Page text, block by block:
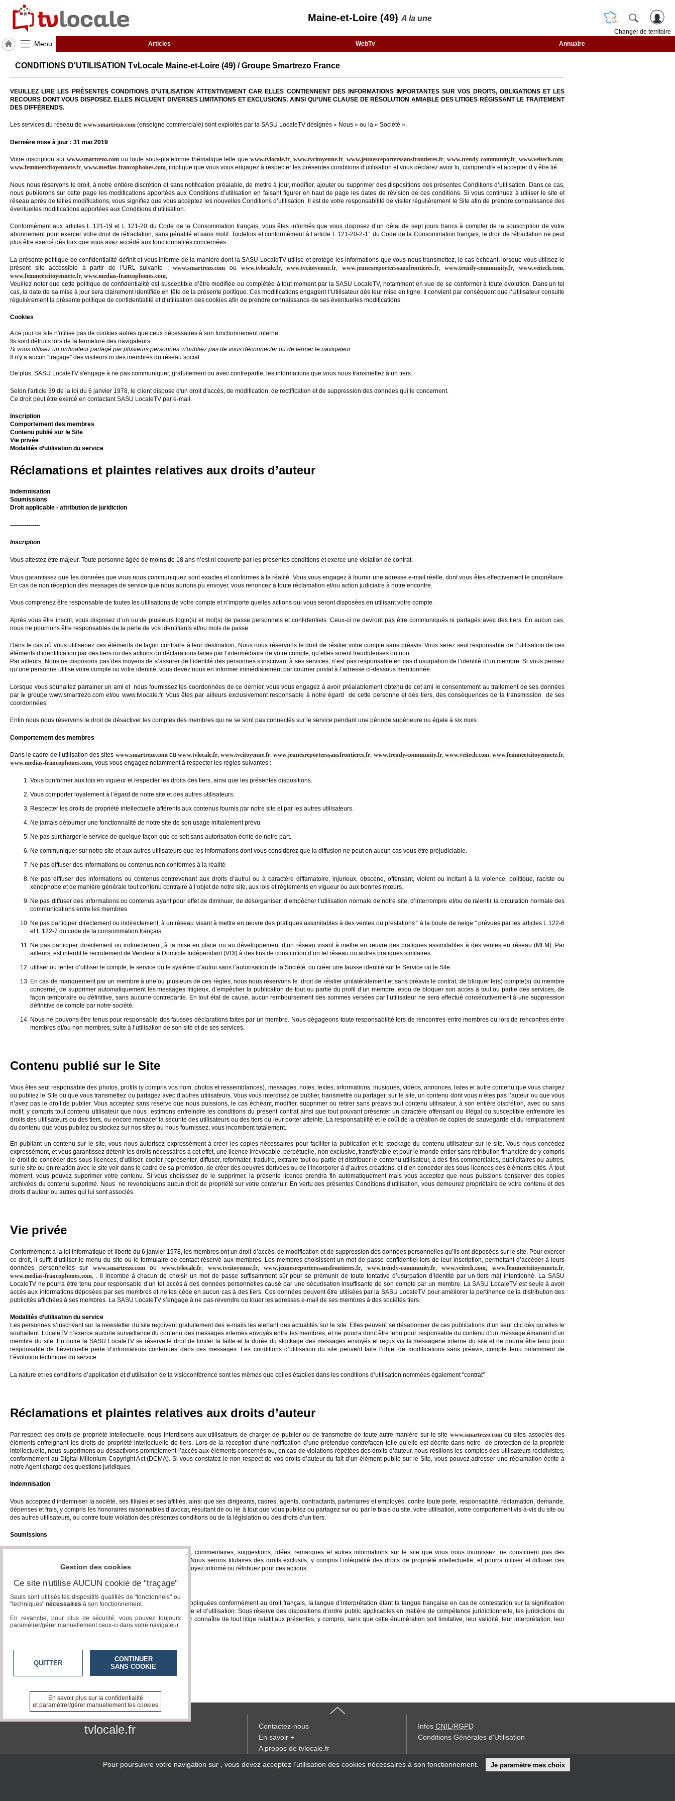
Maine-et-Loire (49) A la une
Changer de territoire
Menu Articles WebTv Annuaire
J'adhère
Hulcoq
ACCUEIL
Maine-
et-
(49)
France
RUBRIQUES
Gazette
Vidéos
Médias
du
groupe
Blogs
Prémium
Inscription
annuaire
pro
Accès
CONDITIONS D'UTILISATION TvLocale Maine-et-Loire (49) / Groupe Smartrezo France
VEUILLEZ LIRE LES PRÉSENTES CONDITIONS D’UTILISATION ATTENTIVEMENT CAR ELLES CONTIENNENT DES INFORMATIONS IMPORTANTES SUR VOS DROITS, OBLIGATIONS ET LES
RECOURS DONT VOUS DISPOSEZ. ELLES INCLUENT DIVERSES LIMITATIONS ET EXCLUSIONS, AINSI QU’UNE CLAUSE DE RÉSOLUTION AMIABLE DES LITIGES RÉGISSANT LE TRAITEMENT
DES DIFFÉRENDS.
Les services du réseau de www.smartrezo.com (enseigne commerciale) sont exploités par la SASU LocaleTV désignés « Nous » ou la « Société ».
Dernière mise à jour : 31 mai 2019
Votre inscription sur www.smartrezo.comou toute sous-plateforme thématique telle quewww.tvlocale.fr,www.tvcitoyenne.fr,www.jeunesreporterssansfrontieres.fr,www.trendy-community.fr,www.veitech.com,
www.femmeetcitoyennete.fr, www.medias-francophones.com, implique que vous vous engagez à respecter les présentes conditions d’utilisation et vous déclarez avoir lu, comprendre et accepter d’y être lié.
Nous nous réservons le droit, à notre entière discrétion et sans notification préalable, de mettre à jour, modifier, ajouter ou supprimer des dispositions des présentes Conditions d’utilisation. Dans ce cas,
nous publierons sur cette page les modifications apportées aux Conditions d’utilisation en faisant figurer en haut de page les dates de révision de ces conditions. Si vous continuez à utiliser le site et
réseau après de telles modifications, vous signifiez que vous acceptez les nouvelles Conditions d’utilisation. Il est de votre responsabilité de visiter régulièrement le Site afin de prendre connaissance des
éventuelles modifications apportées aux Conditions d’utilisation.
Conformément aux articles L 121-19 et L 121-20 du Code de la Consommation français, vous êtes informés que vous disposez d’un délai de sept jours francs à compter de la souscription de votre
abonnement pour exercer votre droit de rétractation, sans pénalité et sans motif. Toutefois et conformément à l’article L 121-20-2-1° du Code de la Consommation français, le droit de rétractation ne peut
plus être exercé dès lors que vous avez accédé aux fonctionnalités concernées.
La présente politique de confidentialité définit et vous informe de la manière dont la SASU LocaleTV utilise et protège les informations que vous nous transmettez, le cas échéant, lorsque vous utilisez le
présent site accessible à partir de l’URL suivante :www.smartrezo.com ou www.tvlocale.fr,www.tvcitoyenne.fr, www.jeunesreporterssansfrontieres.fr,www.trendy-community.fr,www.veitech.com,
www.femmeetcitoyennete.fr, www.medias-francophones.com,
Veuillez noter que cette politique de confidentialité est susceptible d’être modifiée ou complétée à tout moment par la SASU LocaleTV, notamment en vue de se conformer à toute évolution. Dans un tel
cas, la date de sa mise à jour sera clairement identifiée en tête de la présente politique. Ces modifications engagent l’Utilisateur dès leur mise en ligne. Il convient par conséquent que l’Utilisateur consulte
régulièrement la présente politique de confidentialité et d’utilisation des cookies afin de prendre connaissance de ses éventuelles modifications.
Cookies
A ce jour ce site n'utilise pas de cookies autres que ceux nécessaires à son fonctionnement interne.
Ils sont détruits lors de la fermeture des navigateurs.
Si vous utilisez un ordinateur partagé par plusieurs personnes, n'oubliez pas de vous déconnecter ou de fermer le navigateur.
Il n'y a aucun "traçage" des visiteurs ni des membres du réseau social.
De plus, SASU LocaleTV s'engage à ne pas communiquer, gratuitement ou avec contrepartie, les informations que vous nous transmettez à un tiers.
Selon l'article 39 de la loi du 6 janvier 1978, le client dispose d'un droit d'accès, de modification, de rectification et de suppression des données qui le concernent.
Ce droit peut être exercé en contactant SASU LocaleTV par e-mail.
Inscription
Comportement des membres
Contenu publié sur le Site
Vie privée
Modalités d’utilisation du service
Réclamations et plaintes relatives aux droits d’auteur
Indemnisation
Soumissions
Droit applicable - attribution de juridiction
---------------
Inscription
Vous attestez être majeur. Toute personne âgée de moins de 18 ans n’est ni couverte par les présentes conditions et exerce une violation de contrat.
Vous garantissez que les données que vous nous communiquez sont exactes et conformes à la réalité. Vous vous engagez à fournir une adresse e-mail réelle, dont vous êtes effectivement le propriétaire.
En cas de non réception des messages de service que nous aurions pu envoyer, vous renoncez à toute réclamation et/ou action judiciaire à notre encontre.
Vous comprenez être responsable de toutes les utilisations de votre compte et n’importe quelles actions qui vous seront disposées en utilisant votre compte.
Après vous être inscrit, vous disposez d’un ou de plusieurs login(s) et mot(s) de passe personnels et confidentiels. Ceux-ci ne devront pas être communiqués ni partagés avec des tiers. En aucun cas,
nous ne pourrions être responsables de la perte de vos identifiants et/ou mots de passe.
Dans le cas où vous utiliseriez ces éléments de façon contraire à leur destination, Nous nous réservons le droit de résilier votre compte sans préavis. Vous serez seul responsable de l’utilisation de ces
éléments d’identification par des tiers ou des actions ou déclarations faites par l’intermédiaire de votre compte, qu’elles soient frauduleuses ou non.
Par ailleurs, Nous ne disposons pas des moyens de s’assurer de l’identité des personnes s’inscrivant à ses services, n’est pas responsable en cas d’usurpation de l’identité d’un membre. Si vous pensez
qu’une personne utilise votre compte ou votre identité, vous devez nous en informer immédiatement par courrier postal à l’adresse ci-dessous mentionnée.
Lorsque vous souhaitez parrainer un ami et nous fournissez les coordonnées de ce dernier, vous vous engagez à avoir préalablement obtenu de cet ami le consentement au traitement de ses données
parle groupe www.smartrezo.com et/ou www.tvlocale.fr. Vous êtes par ailleurs exclusivement responsable à notre égard de cette personne et des tiers, des conséquences de la transmission de ses
coordonnées.
Enfin nous nous réservons le droit de désactiver les comptes des membres qui ne se sont pas connectés sur le service pendant une période supérieure ou égale à six mois.
Comportement des membres
Dans le cadre de l’utilisation des sites www.smartrezo.comou www.tvlocale.fr,www.tvcitoyenne.fr,www.jeunesreporterssansfrontieres.fr, www.trendy-community.fr, www.veitech.com,www.femmeetcitoyennete.fr,
www.medias-francophones.com, vous vous engagez notamment à respecter les règles suivantes :
Vous conformer aux lois en vigueur et respecter les droits des tiers, ainsi que les présentes dispositions.
Vous comporter loyalement à l’égard de notre site et des autres utilisateurs.
Respecter les droits de propriété intellectuelle afférents aux contenus fournis par notre site et par les autres utilisateurs.
Ne jamais détourner une fonctionnalité de notre site de son usage initialement prévu.
Ne pas surcharger le service de quelque façon que ce soit sans autorisation écrite de notre part.
Ne communiquer sur notre site et aux autres utilisateurs que les informations dont vous considérez que la diffusion ne peut en aucun cas vous être préjudiciable.
Ne pas diffuser des informations ou contenus non conformes à la réalité
Ne pas diffuser des informations ou contenus contrevenant aux droits d’autrui ou à caractère diffamatoire, injurieux, obscène, offensant, violent ou incitant à la violence, politique, raciste ou
xénophobe et de manière générale tout contenu contraire à l’objet de notre site, aux lois et règlements en vigueur ou aux bonnes mœurs.
Ne pas diffuser des informations ou contenus ayant pour effet de diminuer, de désorganiser, d’empêcher l’utilisation normale de notre site, d’interrompre et/ou de ralentir la circulation normale des
communications entre les membres.
Ne pas participer directement ou indirectement, à un réseau visant à mettre en œuvre des pratiques assimilables à des ventes ou prestations " à la boule de neige " prévues par les articles L 122-6
et L 122-7 du code de la consommation français.
Ne pas participer directement ou indirectement, à la mise en place ou au développement d’un réseau visant à mettre en œuvre des pratiques assimilables à des ventes en réseau (MLM). Par
ailleurs, est interdit le recrutement de Vendeur à Domicile Indépendant (VDI) à des fins de constitution d’un tel réseau ou autres pratiques similaires.
utiliser ou tenter d’utiliser le compte, le service ou le système d’autrui sans l’autorisation de la Société, ou créer une fausse identité sur le Service ou le Site.
En cas de manquement par un membre à une ou plusieurs de ces règles, nous nous réservons le droit de résilier unilatéralement et sans préavis le contrat, de bloquer le(s) compte(s) du membre
concerné, de supprimer automatiquement les messages litigieux, d’empêcher la publication de tout ou partie du profil d’un membre, et/ou de bloquer son accès à tout ou partie des services, de
façon temporaire ou définitive, sans aucune contrepartie. En tout état de cause, aucun remboursement des sommes versées par l’utilisateur ne sera effectué consécutivement à une suppression
définitive de compte par notre société.
Nous ne pouvons être tenus pour responsable des fausses déclarations faites par un membre. Nous dégageons toute responsabilité lors de rencontres entre membres ou lors de rencontres entre
membres et/ou non membres, suite à l’utilisation de son site et de ses services.
Contenu publié sur le Site
Vous êtes seul responsable des photos, profils (y compris vos nom, photos et ressemblances), messages, notes, textes, informations, musiques, vidéos, annonces, listes et autre contenu que vous chargez
ou publiez le Site ou que vous transmettez ou partagez avec d’autres utilisateurs. Vous vous interdisez de publier, transmettre ou partager, sur le site, un contenu dont vous n’êtes pas l’auteur ou que vous
n’avez pas le droit de publier. Vous acceptez sans réserve que nous puissions, le cas échéant, modifier, supprimer ou retirer sans préavis tout contenu utilisateur, à son entière discrétion, avec ou sans
motif, y compris tout contenu utilisateur que nous estimons enfreindre les conditions du présent contrat ainsi que tout pouvant présenter un caractère offensant ou illégal ou susceptible enfreindre les
droits des utilisateurs ou des tiers, ou encore menacer la sécurité des utilisateurs ou des tiers ou leur porter atteinte. La responsabilité et le coût de la création de copies de sauvegarde et du remplacement
du contenu que vous publiez ou stockez sur nos sites ou nous fournissez, vous incombent totalement.
En publiant un contenu sur le site, vous nous autorisez expressément à créer les copies nécessaires pour faciliter la publication et le stockage du contenu utilisateur sur le site. Vous nous concédez
expressément, et vous garantissez détenir les droits nécessaires à cet effet, une licence irrévocable, perpétuelle, non exclusive, transférable et pour le monde entier sans rétribution financière de y compris
le droit de concéder des sous-licences, d’utiliser, copier, représenter, diffuser, reformater, traduire, extraire tout ou partie et distribuer le contenu utilisateur, à des fins commerciales, publicitaires ou autres,
sur le site ou en relation avec le site voir dans le cadre de sa promotion, de créer des oeuvres dérivées ou de l’incorporer à d’autres créations, et d’en concéder des sous-licences des éléments cités. À tout
moment, vous pouvez supprimer votre contenu. Si vous choisissez de le supprimer, la présente licence prendra fin automatiquement mais vous acceptez que nous puissions conserver des copies
archivées du contenu supprimé. Nous ne revendiquons aucun droit de propriété sur votre contenu r. En vertu des présentes Conditions d’utilisation, vous demeurez propriétaire de votre contenu et des
droits d’auteur ou autres qui lui sont associés.
Vie privée
Conformément à la loi informatique et liberté du 6 janvier 1978, les membres ont un droit d’accès, de modification et de suppression des données personnelles qu’ils ont déposées sur le site. Pour exercer
ce droit, il suffit d’utiliser le menu du site ou le formulaire de contact réservé aux membres. Les membres choisissent un mot de passe confidentiel lors de leur inscription, permettant d’accéder à leurs
données personnelles sur www.smartrezo.comouwww.tvlocale.fr www.tvcitoyenne.fr,www.jeunesreporterssansfrontieres.fr www.trendy-community.fr,www.veitech.com ,www.femmeetcitoyennete.fr
www.medias-francophones.com , . Il incombe à chacun de choisir un mot de passe suffisamment sûr pour se prémunir de toute tentative d’usurpation d’identité par un tiers mal intentionné. La SASU
LocaleTV ne pourra être tenu pour responsable d’un tel accès à des données personnelles causé par une sécurisation insuffisante de son compte par un membre. La SASU LocaleTV est seule à avoir
accès aux informations déposées par ses membres et ne les cède en aucun cas à des tiers. Ces données peuvent être utilisées par la SASU LocaleTV pour améliorer la pertinence de la distribution des
publicités affichées à ses membres. La SASU LocaleTV s’engage à ne pas revendre ou louer les adresses e-mail de ses membres à des sociétés tiers.
Modalités d’utilisation du service
Les personnes s’inscrivant sur la newsletter du site reçoivent gratuitement des e-mails les alertant des actualités sur le site. Elles peuvent se désabonner de ces publications d’un seul clic dès qu’elles le
souhaitent. LocaleTV n’exerce aucune surveillance du contenu des messages internes envoyés entre les membres, et ne pourra donc être tenu pour responsable du contenu d’un message émanant d’un
membre du site. En outre la SASU LocaleTV se réserve le droit de limiter la taille et la durée du stockage des messages envoyés et reçus via la messagerie interne du site et ne pourra être tenu pour
responsable de l’éventuelle perte d’informations contenues dans ces messages. Les conditions d’utilisation du site peuvent faire l’objet de modifications sans préavis, compte tenu notamment de
l’évolution technique du service.
La nature et les conditions d’application et d’utilisation de la visioconférence sont les mêmes que celles établies dans les conditions d’utilisation nommées également "contrat"
Réclamations et plaintes relatives aux droits d’auteur
Par respect des droits de propriété intellectuelle, nous interdisons aux utilisateurs de charger de publier ou de transmettre de toute autre manière sur le site www.smartrezo.comou sites associés des
éléments enfreignant les droits de propriété intellectuelle de tiers. Lors de la réception d’une notification d’une prétendue contrefaçon telle qu’elle est décrite dans notre de protection de la propriété
intellectuelle, nous supprimons ou désactivons promptement l’accès aux éléments concernés ou, en cas de violations répétées des droits d’auteur, nous résilions les comptes des utilisateurs récidivistes,
conformément au Digital Millenium Copyright Act (DCMA). Si vous constatez le non-respect de vos droits d’auteur du fait d’un élément publié sur le Site, vous pouvez adresser une réclamation écrite à
notre Agent chargé des questions juridiques.
Indemnisation
Vous acceptez d’indemniser la société, ses filiales et ses affiliés, ainsi que ses dirigeants, cadres, agents, contractants, partenaires et employés, contre toute perte, responsabilité, réclamation, demande,
dépenses et frais, y compris les honoraires raisonnables d’avocat, résultant de ou lié à tout que vous publiez ou partagez sur ou par le biais du site, votre utilisation, votre comportement vis-à-vis du site ou
des autres utilisateurs, ou contre toute violation des présentes conditions ou de la législation ou des droits d’un tiers.
Soumissions
Vous reconnaissez et acceptez sans réserve que les questions, commentaires, suggestions, idées, remarques et autres informations sur le site que vous nous fournissez, ne constituent pas des
informations confidentielles et nous soient cédés intégralement. Nous serons titulaires des droits exclusifs, y compris l’intégralité des droits de propriété intellectuelle, et pourra utiliser et diffuser ces
soumissions à toutes fins commerciales ou autres sans que vous soyez informé ou rétribuez pour ces actions.
Droit applicable - attribution de juridiction
Les présentes conditions générales sont régies, interprétées et appliquées conformément au droit français, la langue d’interprétation étant la langue française en cas de contestation sur la signification
d’un terme ou d’une disposition des présentes conditions de vente et d’utilisation. Sous réserve des dispositions d’ordre public applicables en matière de compétence juridictionnelle, les juridictions du
ressort du siège de notre société seront seules compétentes pour connaître de tout litige relatif aux présentes, y compris, sans que cette énumération soit limitative, leur validité, leur interprétation, leur
exécution et/ou leur résiliation et ses conséquences.
Scaleway/Dedibox
tvlocale.fr
Contactez-nous
En savoir +
A propos de tvlocale.fr
Devenir délégué
Infos CNIL/RGPD
Conditions Générales d'Utilisation
Pour poursuivre votre navigation sur , vous devez acceptez l’utilisation des cookies nécessaires à son fonctionnement. Je paramètre mes choix
Gestion des cookies
Ce site n'utilise AUCUN cookie de "traçage"
Seuls sont utilisés les dispositifs qualifiés de "fonctionnels" ou
"techniques" nécessaires à son fonctionnement..
En revanche, pour plus de sécurité, vous pouvez toujours
paramétrer/gérer manuellement ceux-ci dans votre navigateur.
QUITTER
CONTINUER
SANS COOKIE
En savoir plus sur la confidentialité
et paramétrer/gérer manuellement les cookies